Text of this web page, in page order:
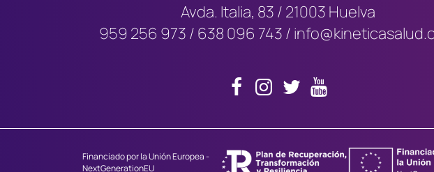
Avda. Italia, 83 / 21003 Huelva
959 256 973 / 638 096 743 /
Financiado por la Unión Europea -
NextGenerationEU